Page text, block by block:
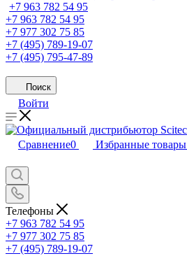
+7 963 782 54 95
+7 963 782 54 95
+7 977 302 75 85
+7 (495) 789-19-07
+7 (495) 795-47-89
Поиск
Войти
Сравнение0 Избранные товары
Телефоны
+7 963 782 54 95
+7 977 302 75 85
+7 (495) 789-19-07